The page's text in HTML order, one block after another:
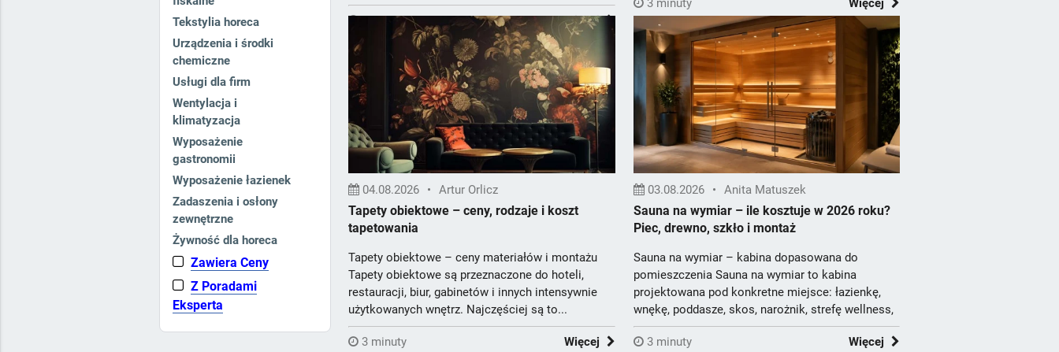
Tekstylia horeca
Urządzenia i środki
chemiczne
Usługi dla firm
Wentylacja i
klimatyzacja
Wyposażenie
gastronomii
Wyposażenie łazienek
Zadaszenia i osłony
zewnętrzne
Żywność dla horeca
Zawiera Ceny
Z Poradami
Eksperta
5 minut Więcej
3 minuty
Więcej
04.08.2026 • Artur Orlicz
Tapety obiektowe – ceny, rodzaje i koszt
tapetowania
Tapety obiektowe – ceny materiałów i montażu
Tapety obiektowe są przeznaczone do hoteli,
restauracji, biur, gabinetów i innych intensywnie
użytkowanych wnętrz. Najczęściej są to...
3 minuty Więcej
03.08.2026 • Anita Matuszek
Sauna na wymiar – ile kosztuje w 2026 roku?
Piec, drewno, szkło i montaż
Sauna na wymiar – kabina dopasowana do
pomieszczenia Sauna na wymiar to kabina
projektowana pod konkretne miejsce: łazienkę,
wnękę, poddasze, skos, narożnik, strefę wellness,
pe...
3 minuty
Więcej